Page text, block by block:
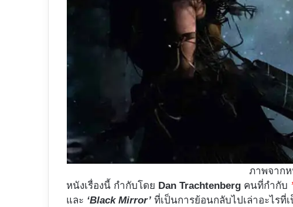
ภาพจากห
หนังเรื่องนี้ กำกับโดย Dan Trachtenberg คนที่กำกับ
และ ‘Black Mirror’ ที่เป็นการย้อนกลับไปเล่าอะไรที่